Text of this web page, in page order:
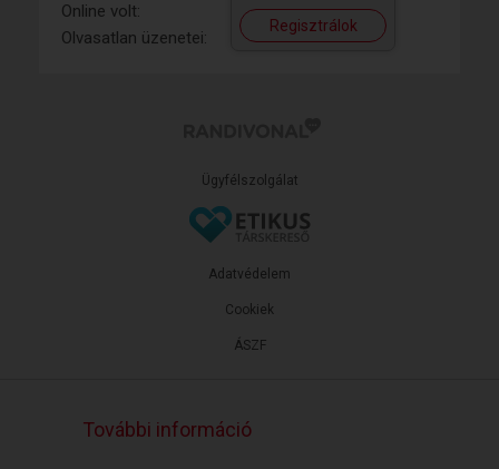
Online volt:
Olvasatlan üzenetei:
Regisztrálok
Ügyfélszolgálat
ÁSZF
Adatvédelem
Cookiek
További információ